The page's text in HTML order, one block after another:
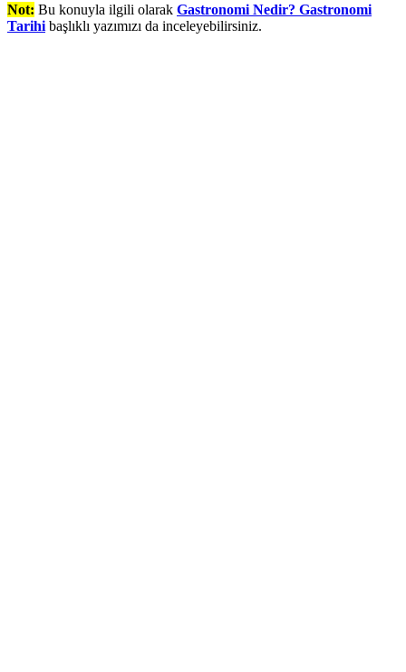
Not: Bu konuyla ilgili olarak Gastronomi Nedir? Gastronomi
Tarihi başlıklı yazımızı da inceleyebilirsiniz.